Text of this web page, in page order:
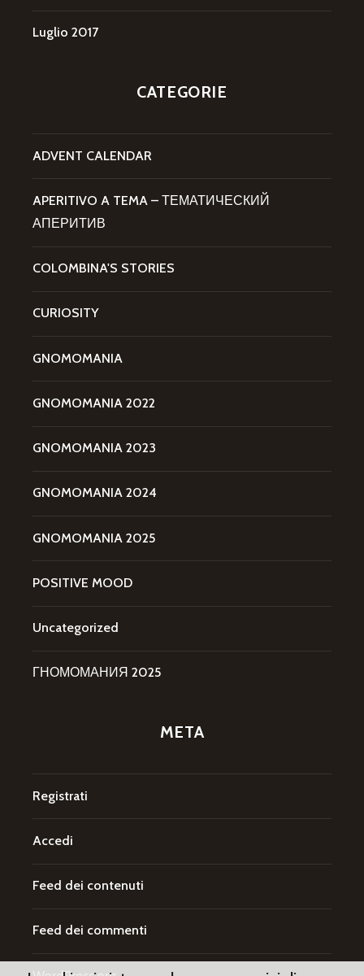
Luglio 2017
CATEGORIE
ADVENT CALENDAR
APERITIVO A TEMA – ТЕМАТИЧЕСКИЙ
АПЕРИТИВ
COLOMBINA'S STORIES
CURIOSITY
GNOMOMANIA
GNOMOMANIA 2022
GNOMOMANIA 2023
GNOMOMANIA 2024
GNOMOMANIA 2025
POSITIVE MOOD
Uncategorized
ГНОМОМАНИЯ 2025
META
Registrati
Accedi
Feed dei contenuti
Feed dei commenti